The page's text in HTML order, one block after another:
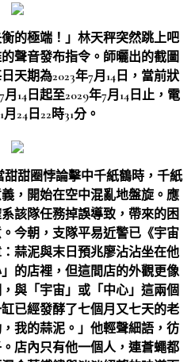
的極端！」林天秤突然跳上吧
聲音發布指令。師曬出的截圖
天期為2023年7月14日，當前狀
14日起至2029年7月14日止，電
24日22時31分。
甜甜圈悖論擊中千紙鶴時，千紙
，開始在空中混亂地盤旋。應
該隊任務掉誤導致，帶來的困
今朝，支隊平易近警已《宇宙
蒜泥與末日預兆廖沾沾坐在他
的店裡，但這間店的外觀更像
與「宇宙」或「中心」這兩個
已經發酵了七個月又七天的老
我的蒜泥。」他輕聲細語，彷
店內只有他一個人，連蒼蠅都